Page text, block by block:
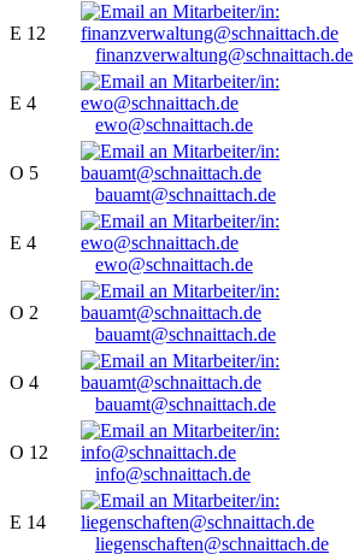
E 12
finanzverwaltung@schnaittach.de
E 4
ewo@schnaittach.de
O 5
bauamt@schnaittach.de
E 4
ewo@schnaittach.de
O 2
bauamt@schnaittach.de
O 4
bauamt@schnaittach.de
O 12
info@schnaittach.de
E 14
liegenschaften@schnaittach.de